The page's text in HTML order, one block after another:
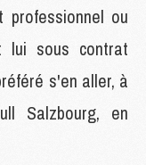
professionnel ou
lui sous contrat
s'en aller, à
Salzbourg, en